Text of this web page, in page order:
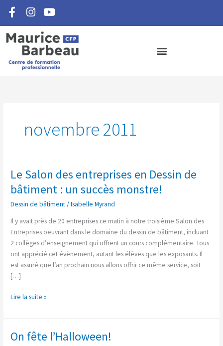
contenu
F
a
c
e
b
o
I
n
s
t
a
g
r
Y
o
u
t
u
b
e
novembre 2011
Le Salon des entreprises en Dessin de
bâtiment : un succès monstre!
Dessin de bâtiment/Isabelle Myrand
Il y avait près de 20 entreprises ce matin à notre troisième Salon des
Entreprises oeuvrant dans le domaine du dessin de bâtiment, incluant
2 collèges d’enseignement qui offrent un cours complémentaire. Tous
ont apprécié cet évènement, autant les élèves que les exposants. Il
est assuré que l’an prochain nous allons offrir ce même service, soit
[…]
Le
Salon
des
entreprises
Dessin
bâtiment
succès
monstre!
Lire la suite »
On fête l’Halloween!
On